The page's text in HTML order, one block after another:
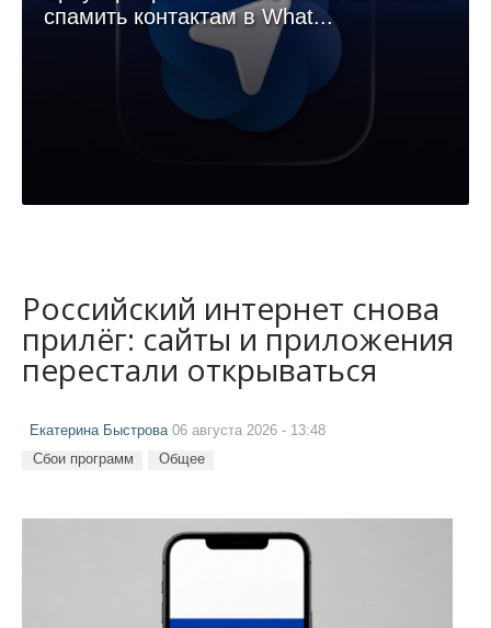
спамить контактам в What...
Российский интернет снова
прилёг: сайты и приложения
перестали открываться
Екатерина Быстрова06 августа 2026 - 13:48
Сбои программ Общее